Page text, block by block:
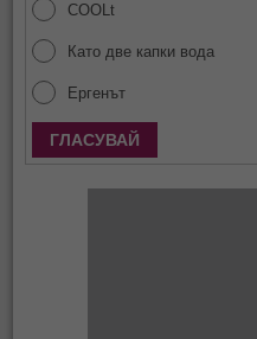
COOLt
Като две капки вода
Ергенът